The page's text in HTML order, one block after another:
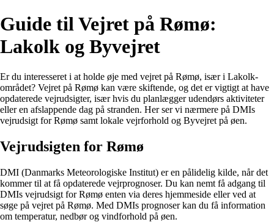
Guide til Vejret på Rømø:
Lakolk og Byvejret
Er du interesseret i at holde øje med vejret på Rømø, især i Lakolk-
området? Vejret på Rømø kan være skiftende, og det er vigtigt at have
opdaterede vejrudsigter, især hvis du planlægger udendørs aktiviteter
eller en afslappende dag på stranden. Her ser vi nærmere på DMIs
vejrudsigt for Rømø samt lokale vejrforhold og Byvejret på øen.
Vejrudsigten for Rømø
DMI (Danmarks Meteorologiske Institut) er en pålidelig kilde, når det
kommer til at få opdaterede vejrprognoser. Du kan nemt få adgang til
DMIs vejrudsigt for Rømø enten via deres hjemmeside eller ved at
søge på vejret på Rømø. Med DMIs prognoser kan du få information
om temperatur, nedbør og vindforhold på øen.